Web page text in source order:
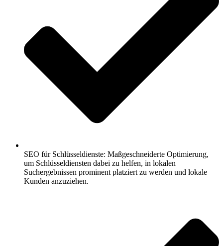
SEO für Schlüsseldienste: Maßgeschneiderte Optimierung,
um Schlüsseldiensten dabei zu helfen, in lokalen
Suchergebnissen prominent platziert zu werden und lokale
Kunden anzuziehen.